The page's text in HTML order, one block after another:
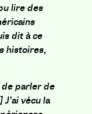
lire des
dit à ce
histoires,
parler de
vécu la